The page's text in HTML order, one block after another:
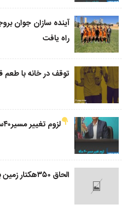
آینده سازان جوان
راه یافت
توقف در خانه با طعم
لزوم تغییر مسیر۴۰ساله برای توسعه استان
الحاق ۳۵۰هکتار زمین به محدوده شهر بروجرد: